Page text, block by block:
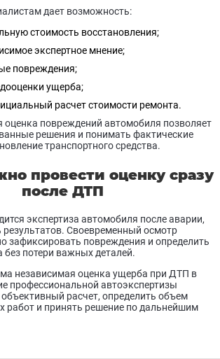
дает возможность:
стоимость восстановления;
экспертное мнение;
повреждения;
ущерба;
расчет стоимости ремонта.
оценка повреждений автомобиля позволяет
решения и понимать фактические
транспортного средства.
провести оценку сразу
после ДТП
экспертиза автомобиля после аварии,
Своевременный осмотр
зафиксировать повреждения и определить
без потери важных деталей.
независимая оценка ущерба при ДТП в
профессиональной автоэкспертизы
расчет, определить объем
работ и принять решение по дальнейшим